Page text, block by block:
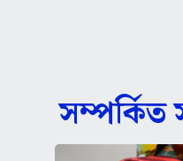
সম্পর্কিত